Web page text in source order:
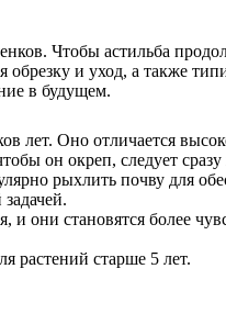
Чтобы астильба
и уход, а также
в будущем.
лет. Оно отличается
он окреп, следует
рыхлить почву для
они становятся более
растений старше 5 лет.